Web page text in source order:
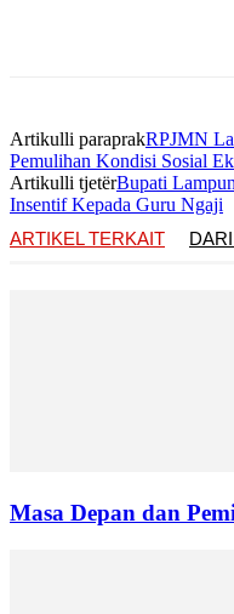
Artikulli paraprakRPJMN
Pemulihan Kondisi Sosial
Artikulli tjetërBupati
Insentif Kepada Guru Ngaji
ARTIKEL TERKAIT
Masa Depan dan